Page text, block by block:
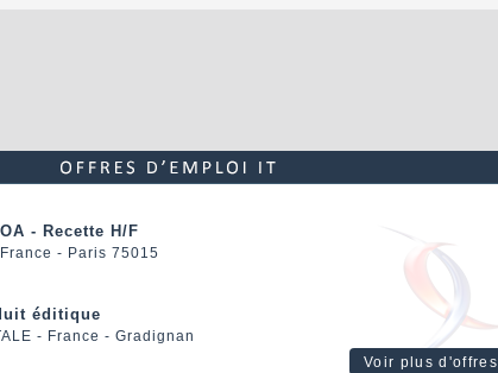
- Recette H/F
- Paris 75015
éditique
- France - Gradignan
Voir plus d'offres